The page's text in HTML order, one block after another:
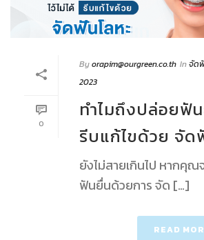
0
Byorapim@ourgreen.co.th Inจัด
2023
ทำไมถึงปล่อยฟัน
รีบแก้ไขด้วย จัด
ยังไม่สายเกินไป หากคุณ
ฟันยื่นด้วยการ จัด […]
READ